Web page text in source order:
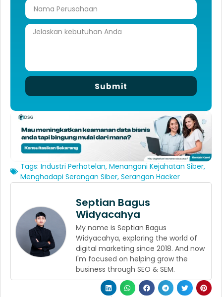
Submit
Tags: Industri Perhotelan, Menangani Kejahatan Siber,
Menghadapi Serangan Siber, Serangan Hacker
Septian Bagus
Widyacahya
My name is Septian Bagus
Widyacahya, exploring the world of
digital marketing since 2018. And now
I'm focused on helping grow the
business through SEO & SEM.